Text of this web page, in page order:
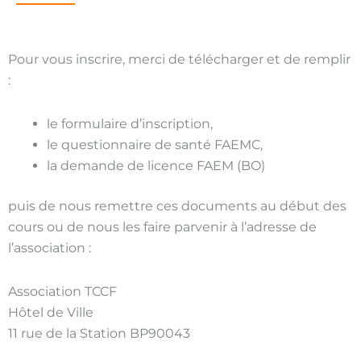
Pour vous inscrire, merci de télécharger et de remplir
:
le formulaire d’inscription,
le questionnaire de santé FAEMC,
la demande de licence FAEM (BO)
puis de nous remettre ces documents au début des
cours ou de nous les faire parvenir à l’adresse de
l’association :
Association TCCF
Hôtel de Ville
11 rue de la Station BP90043